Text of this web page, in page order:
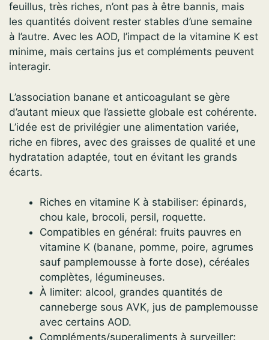
feuillus, très riches, n’ont pas à être bannis, mais
les quantités doivent rester stables d’une semaine
à l’autre. Avec les AOD, l’impact de la vitamine K est
minime, mais certains jus et compléments peuvent
interagir.
L’association banane et anticoagulant se gère
d’autant mieux que l’assiette globale est cohérente.
L’idée est de privilégier une alimentation variée,
riche en fibres, avec des graisses de qualité et une
hydratation adaptée, tout en évitant les grands
écarts.
Riches en vitamine K à stabiliser: épinards,
chou kale, brocoli, persil, roquette.
Compatibles en général: fruits pauvres en
vitamine K (banane, pomme, poire, agrumes
sauf pamplemousse à forte dose), céréales
complètes, légumineuses.
À limiter: alcool, grandes quantités de
canneberge sous AVK, jus de pamplemousse
avec certains AOD.
Compléments/superaliments à surveiller: